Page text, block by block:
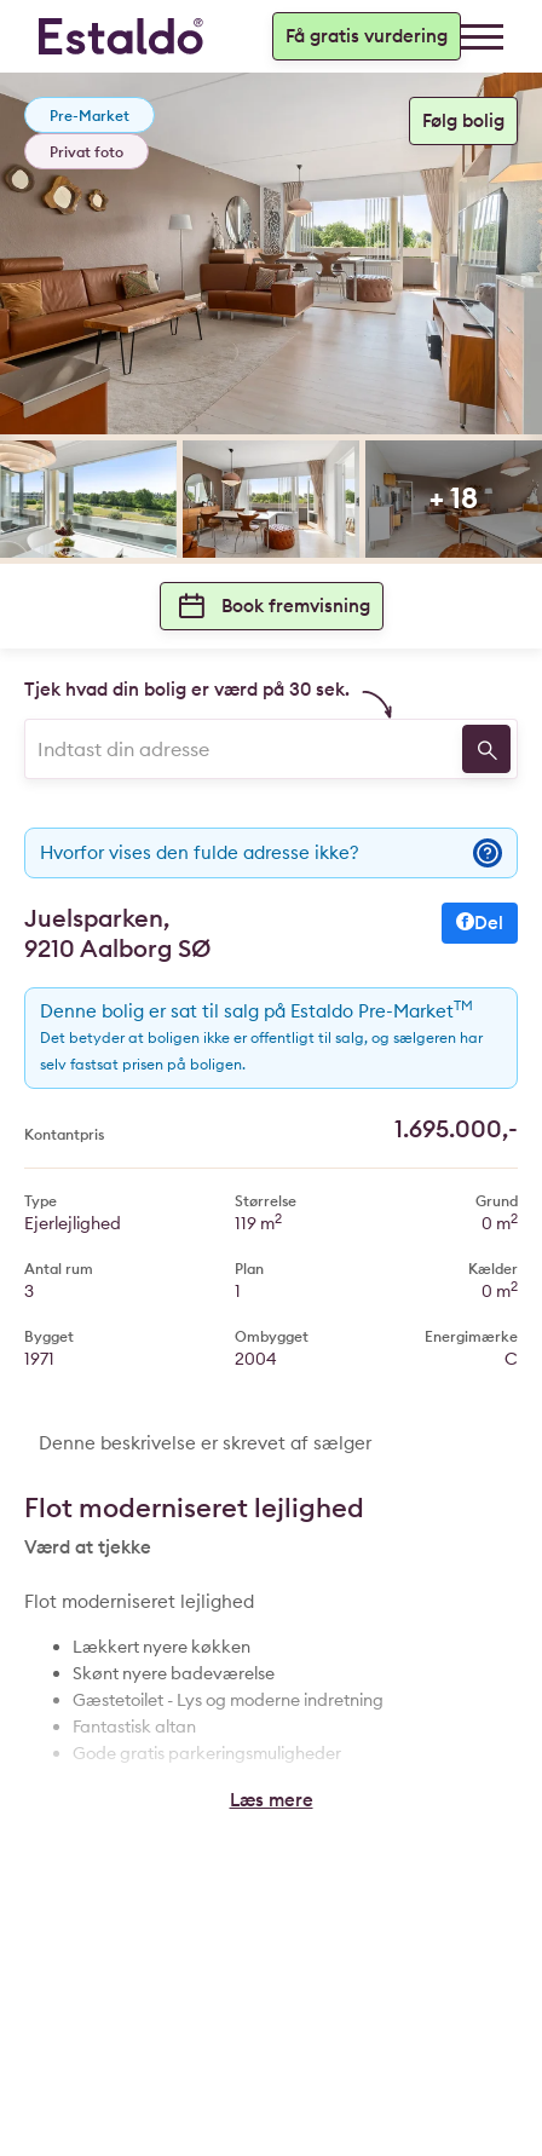
Få gratis vurdering
Pre-Market
Privat foto
+ 18
Book fremvisning
Tjek hvad din bolig er værd på 30 sek.
Hvorfor vises den fulde adresse ikke?
Juelsparken,
9210 Aalborg SØ
Del
Denne bolig er sat til salg på Estaldo Pre-MarketTM
Det betyder at boligen ikke er offentligt til salg, og sælgeren har
selv fastsat prisen på boligen.
Kontantpris 1.695.000,-
Type
Ejerlejlighed
Antal rum
3
Bygget
1971
Størrelse
119 m2
Plan
1
Ombygget
2004
Grund
0 m2
Kælder
0 m2
Energimærke
C
Denne beskrivelse er skrevet af sælger
Flot moderniseret lejlighed
Værd at tjekke
Flot moderniseret lejlighed
Lækkert nyere køkken
Skønt nyere badeværelse
Gæstetoilet - Lys og moderne indretning
Fantastisk altan
Gode gratis parkeringsmuligheder